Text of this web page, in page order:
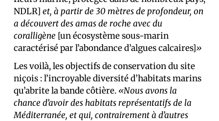
NDLR] et, à partir de 30 mètres de profondeur, on
a découvert des amas de roche avec du
coralligène [un écosystème sous-marin
caractérisé par l’abondance d’algues calcaires]»
Les voilà, les objectifs de conservation du site
niçois : l’incroyable diversité d’habitats marins
qu’abrite la bande côtière. «Nous avons la
chance d’avoir des habitats représentatifs de la
Méditerranée, et qui, contrairement à d’autres